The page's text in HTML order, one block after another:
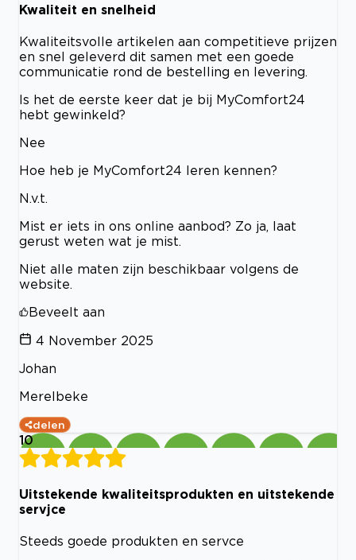
Kwaliteit en snelheid
Kwaliteitsvolle artikelen aan competitieve prijzen
en snel geleverd dit samen met een goede
communicatie rond de bestelling en levering.
Is het de eerste keer dat je bij MyComfort24
hebt gewinkeld?
Nee
Hoe heb je MyComfort24 leren kennen?
N.v.t.
Mist er iets in ons online aanbod? Zo ja, laat
gerust weten wat je mist.
Niet alle maten zijn beschikbaar volgens de
website.
Beveelt aan
4 November 2025
Johan
Merelbeke
delen
10
Uitstekende kwaliteitsprodukten en uitstekende
servjce
Steeds goede produkten en servce